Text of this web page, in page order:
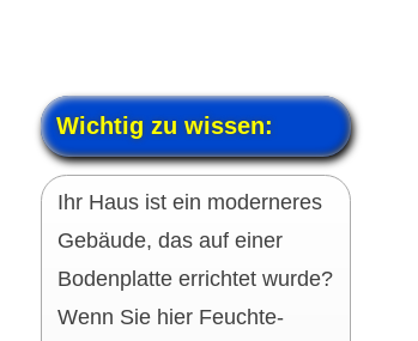
Wichtig zu wissen:
Ihr Haus ist ein moder­neres
Gebäude, das auf einer
Boden­platte errichtet wurde?
Wenn Sie hier Feuchte­